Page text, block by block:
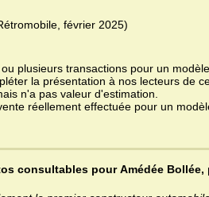
février 2025)
plusieurs transactions pour un modèle
la présentation à nos lecteurs de
n'a pas valeur d'estimation.
réellement effectuée pour un
consultables pour Amédée Bollée,